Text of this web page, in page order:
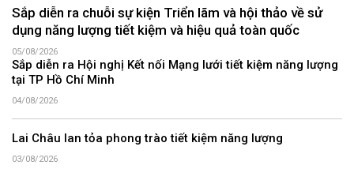
Sắp diễn ra chuỗi sự kiện Triển lãm và hội thảo về sử
dụng năng lượng tiết kiệm và hiệu quả toàn quốc
05/08/2026
Sắp diễn ra Hội nghị Kết nối Mạng lưới tiết kiệm năng lượng
tại TP Hồ Chí Minh
04/08/2026
Lai Châu lan tỏa phong trào tiết kiệm năng lượng
03/08/2026